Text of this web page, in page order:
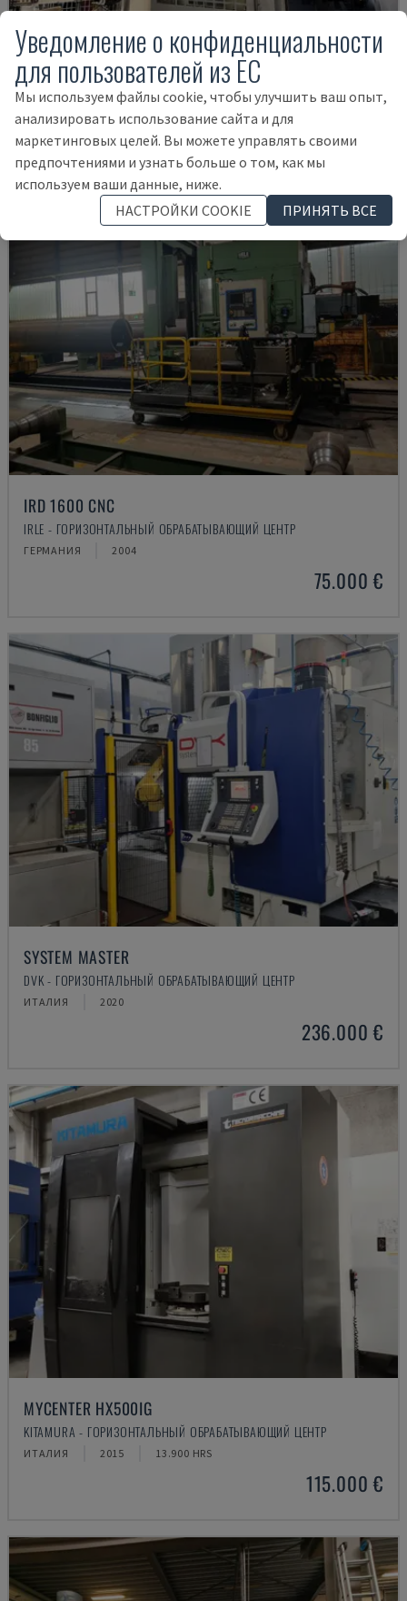
MA-600HB
OKUMA - ГОРИЗОНТАЛЬНЫЙ ОБРАБАТЫВАЮЩИЙ ЦЕНТР
ДАНИЯ 2005
IRD 1600 CNC
IRLE - ГОРИЗОНТАЛЬНЫЙ ОБРАБАТЫВАЮЩИЙ ЦЕНТР
ГЕРМАНИЯ 2004
75.000 €
SYSTEM MASTER
DVK - ГОРИЗОНТАЛЬНЫЙ ОБРАБАТЫВАЮЩИЙ ЦЕНТР
ИТАЛИЯ 2020
236.000 €
MYCENTER HX500IG
KITAMURA - ГОРИЗОНТАЛЬНЫЙ ОБРАБАТЫВАЮЩИЙ ЦЕНТР
ИТАЛИЯ 2015 13.900 HRS
115.000 €
Уведомление о конфиденциальности
для пользователей из ЕС
Мы используем файлы cookie, чтобы улучшить ваш опыт,
анализировать использование сайта и для
маркетинговых целей. Вы можете управлять своими
предпочтениями и узнать больше о том, как мы
используем ваши данные, ниже.
НАСТРОЙКИ COOKIE
ПРИНЯТЬ ВСЕ